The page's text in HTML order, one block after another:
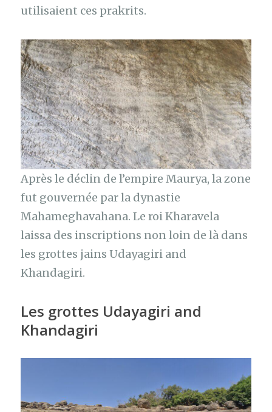
utilisaient ces prakrits.
Après le déclin de l’empire Maurya, la zone
fut gouvernée par la dynastie
Mahameghavahana. Le roi Kharavela
laissa des inscriptions non loin de là dans
les grottes jains Udayagiri and
Khandagiri.
Les grottes Udayagiri and
Khandagiri